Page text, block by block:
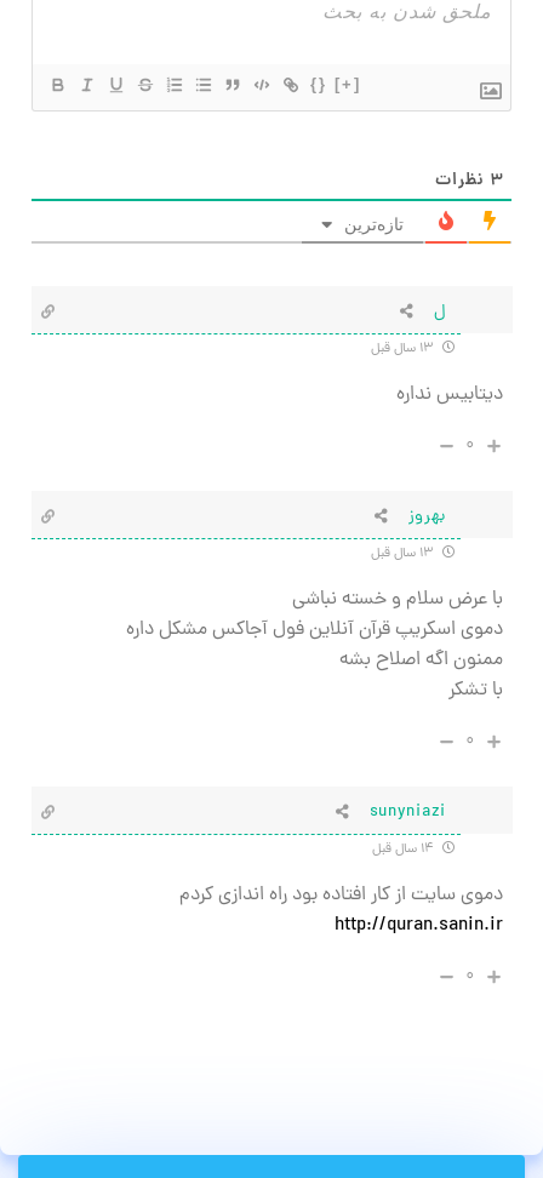
{} [+]
۳ نظرات
تازه‌ترین
ل
دیتابیس نداره
۰
بهروز
با عرض سلام و خسته نباشی
دموی اسکریپ قرآن آنلاین فول آجاکس مشکل داره
ممنون اگه اصلاح بشه
با تشکر
۰
sunyniazi
دموی سایت از کار افتاده بود راه اندازی کردم
http://quran.sanin.ir
۰